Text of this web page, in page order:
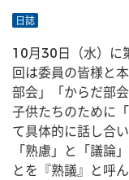
日誌
10月30日（水）に
回は委員の皆様と
部会」「からだ部
子供たちのために
て具体的に話し合
「熟慮」と「議論
とを『熟議』と呼